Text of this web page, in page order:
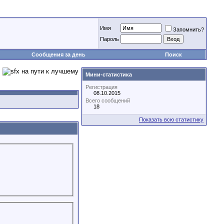
Имя
Запомнить?
Пароль
Сообщения за день Поиск
Мини-статистика
Регистрация
08.10.2015
Всего сообщений
18
Показать всю статистику